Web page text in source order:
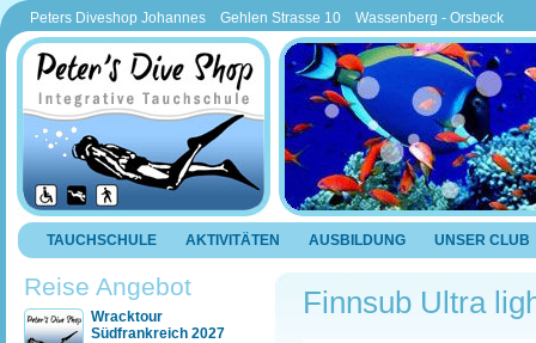
Peters Diveshop Johannes Gehlen Strasse 10 Wassenberg - Orsbeck
TAUCHSCHULE AKTIVITÄTEN AUSBILDUNG UNSER CLUB
Reise Angebot
Wracktour
Südfrankreich 2027
Finnsub Ultra